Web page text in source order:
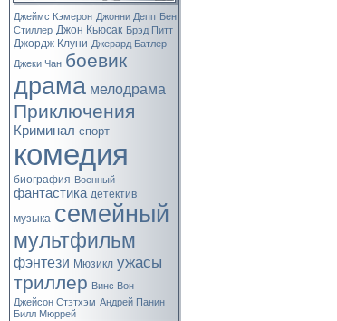
Джеймс Кэмерон Джонни Депп Бен
Стиллер Джон Кьюсак Брэд Питт
Джордж Клуни Джерард Батлер
Джеки Чан боевик
драма мелодрама
Приключения
Криминал спорт
комедия
биография Военный
фантастика детектив
музыка семейный
мультфильм
фэнтези Мюзикл ужасы
триллер Винс Вон
Джейсон Стэтхэм Андрей Панин
Билл Мюррей